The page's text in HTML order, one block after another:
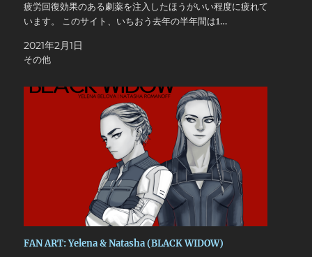
疲労回復効果のある劇薬を注入したほうがいい程度に疲れて
います。 このサイト、いちおう去年の半年間は1…
2021年2月1日
その他
FAN ART: Yelena & Natasha (BLACK WIDOW)